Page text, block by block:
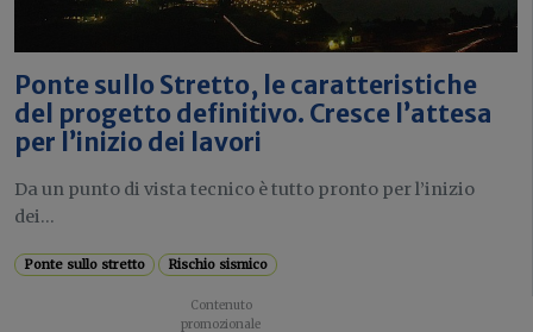
Ponte sullo Stretto, le caratteristiche
del progetto definitivo. Cresce l’attesa
per l’inizio dei lavori
Da un punto di vista tecnico è tutto pronto per l’inizio
dei...
Ponte sullo stretto Rischio sismico